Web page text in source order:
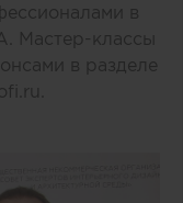
в
Мастер-классы
в разделе